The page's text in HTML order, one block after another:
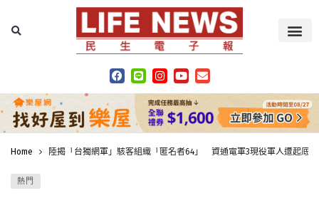
Home 陸揭「台獨網軍」駭客組織「匿名者64」 資通電軍3現役軍人遭起底
熱門